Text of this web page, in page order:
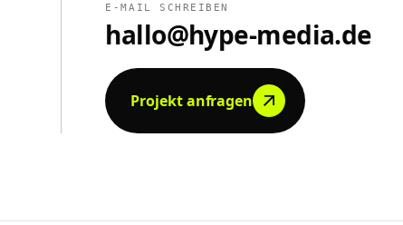
E-MAIL SCHREIBEN
hallo@hype-media.de
Projekt anfragen